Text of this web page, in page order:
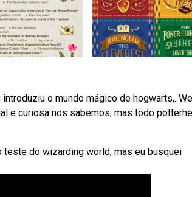
o mundo mágico de hogwarts,.
e curiosa nos sabemos, mas todo
do wizarding world, mas eu busquei